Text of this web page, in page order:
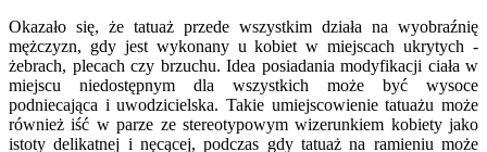
Okazało się, że tatuaż przede wszystkim działa na wyobraźnię
mężczyzn, gdy jest wykonany u kobiet w miejscach ukrytych -
żebrach, plecach czy brzuchu. Idea posiadania modyfikacji ciała w
miejscu niedostępnym dla wszystkich może być wysoce
podniecająca i uwodzicielska. Takie umiejscowienie tatuażu może
również iść w parze ze stereotypowym wizerunkiem kobiety jako
istoty delikatnej i nęcącej, podczas gdy tatuaż na ramieniu może